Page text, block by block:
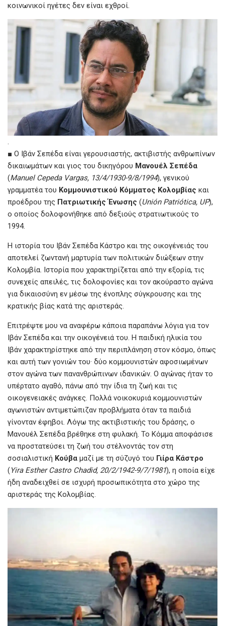
κοινωνικοί ηγέτες δεν είναι εχθροί.
.
■ Ο Ιβάν Σεπέδα είναι γερουσιαστής, ακτιβιστής ανθρωπίνων
δικαιωμάτων και γιος του δικηγόρου Μανουέλ Σεπέδα
(Manuel Cepeda Vargas, 13/4/1930-9/8/1994), γενικού
γραμματέα του Κομμουνιστικού Κόμματος Κολομβίας και
προέδρου της Πατριωτικής Ένωσης (Unión Patriótica, UP),
ο οποίος δολοφονήθηκε από δεξιούς στρατιωτικούς το
1994.
Η ιστορία του Ιβάν Σεπέδα Κάστρο και της οικογένειάς του
αποτελεί ζωντανή μαρτυρία των πολιτικών διώξεων στην
Κολομβία. Ιστορία που χαρακτηρίζεται από την εξορία, τις
συνεχείς απειλές, τις δολοφονίες και τον ακούραστο αγώνα
για δικαιοσύνη εν μέσω της ένοπλης σύγκρουσης και της
κρατικής βίας κατά της αριστεράς.
Επιτρέψτε μου να αναφέρω κάποια παραπάνω λόγια για τον
Ιβάν Σεπέδα και την οικογένειά του. Η παιδική ηλικία του
Ιβάν χαρακτηρίστηκε από την περιπλάνηση στον κόσμο, όπως
και αυτή των γονιών του· δύο κομμουνιστών αφοσιωμένων
στον αγώνα των πανανθρώπινων ιδανικών. Ο αγώνας ήταν το
υπέρτατο αγαθό, πάνω από την ίδια τη ζωή και τις
οικογενειακές ανάγκες. Πολλά νοικοκυριά κομμουνιστών
αγωνιστών αντιμετώπιζαν προβλήματα όταν τα παιδιά
γίνονταν έφηβοι. Λόγω της ακτιβιστικής του δράσης, ο
Μανουέλ Σεπέδα βρέθηκε στη φυλακή. Το Κόμμα αποφάσισε
να προστατεύσει τη ζωή του στέλνοντάς τον στη
σοσιαλιστική Κούβα μαζί με τη σύζυγό του Γιίρα Κάστρο
(Yira Esther Castro Chadid, 20/2/1942-9/7/1981), η οποία είχε
ήδη αναδειχθεί σε ισχυρή προσωπικότητα στο χώρο της
αριστεράς της Κολομβίας.